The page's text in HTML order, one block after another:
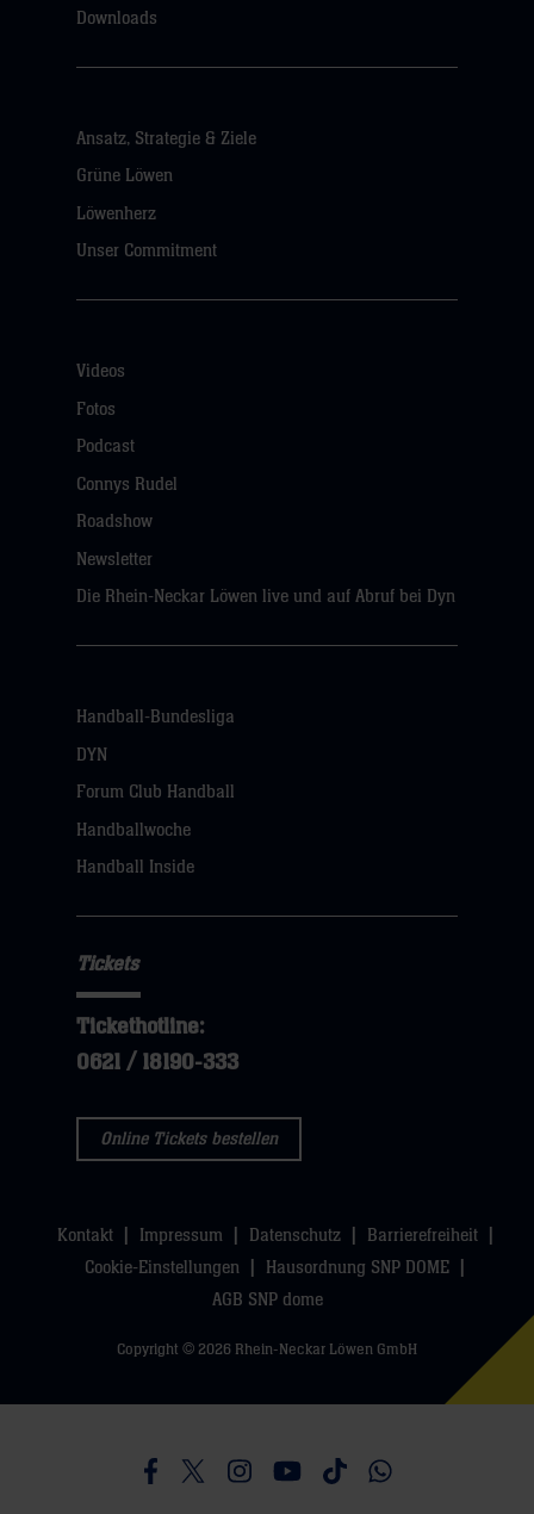
Downloads
Ansatz, Strategie & Ziele
Grüne Löwen
Löwenherz
Unser Commitment
Videos
Fotos
Podcast
Connys Rudel
Roadshow
Newsletter
Die Rhein-Neckar Löwen live und auf Abruf bei Dyn
Handball-Bundesliga
DYN
Forum Club Handball
Handballwoche
Handball Inside
Tickets
Tickethotline:
0621 / 18190-333
Online Tickets bestellen
Kontakt Impressum Datenschutz
Barrierefreiheit
Cookie-Einstellungen
Hausordnung SNP DOME
AGB SNP dome
Copyright © 2026 Rhein-Neckar Löwen GmbH
Besucht uns auf Facebook
Besucht uns auf Twitter
Besucht uns auf Instagram
Besucht uns auf Youtube
Besucht uns auf
Besucht uns auf